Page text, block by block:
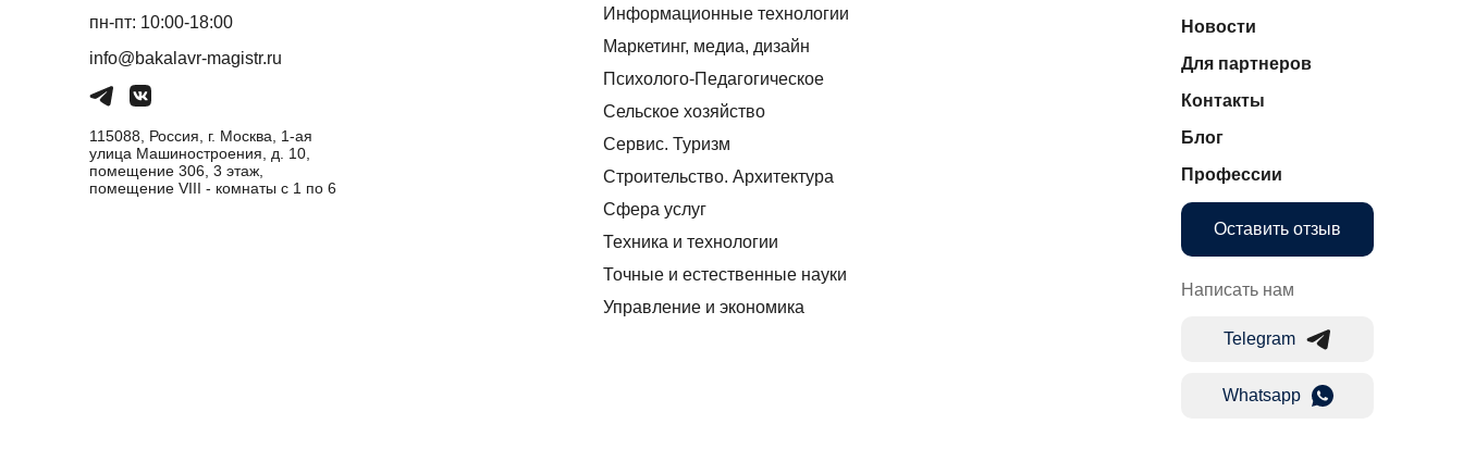
пн-пт: 10:00-18:00
info@bakalavr-magistr.ru
115088, Россия, г. Москва, 1-ая
улица Машиностроения, д. 10,
помещение 306, 3 этаж,
помещение VIII - комнаты с 1 по 6
Информационные технологии
Маркетинг, медиа, дизайн
Психолого-Педагогическое
Сельское хозяйство
Сервис. Туризм
Строительство. Архитектура
Сфера услуг
Техника и технологии
Точные и естественные науки
Управление и экономика
Новости
Для партнеров
Контакты
Блог
Профессии
Оставить отзыв
Написать нам
Telegram
Whatsapp